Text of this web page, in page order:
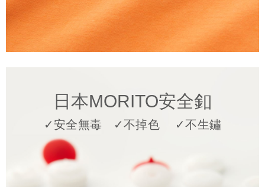
日本MORITO安全釦
✓安全無毒 ✓不掉色 ✓不生鏽